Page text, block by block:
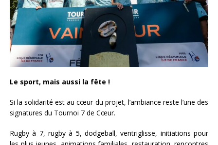
Le sport, mais aussi la fête !
Si la solidarité est au cœur du projet, l’ambiance reste l’une des
signatures du Tournoi 7 de Cœur.
Rugby à 7, rugby à 5, dodgeball, ventriglisse, initiations pour